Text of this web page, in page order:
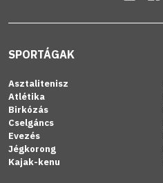
SPORTÁGAK
Asztalitenisz
Atlétika
Birkózás
Cselgáncs
Evezés
Jégkorong
Kajak-kenu